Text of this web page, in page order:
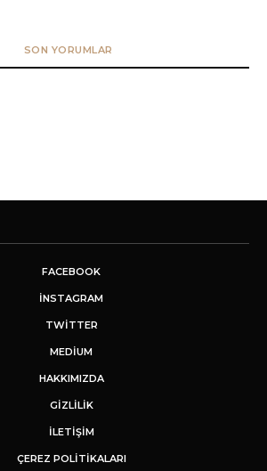
SON YORUMLAR
FACEBOOK
INSTAGRAM
TWITTER
MEDIUM
HAKKIMIZDA
GİZLİLİK
İLETIŞIM
ÇEREZ POLITIKALARI